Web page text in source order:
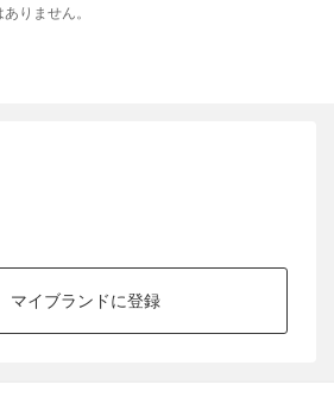
りません。
マイブランドに登録